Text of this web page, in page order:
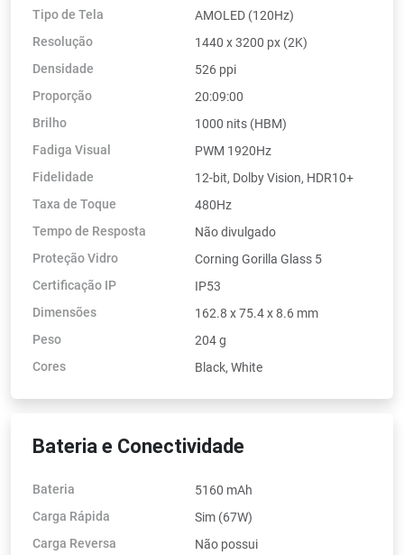
Tipo de Tela
AMOLED (120Hz)
Resolução
1440 x 3200 px (2K)
Densidade
526 ppi
Proporção
20:09:00
Brilho
1000 nits (HBM)
Fadiga Visual
PWM 1920Hz
Fidelidade
12-bit, Dolby Vision, HDR10+
Taxa de Toque
480Hz
Tempo de Resposta
Não divulgado
Proteção Vidro
Corning Gorilla Glass 5
Certificação IP
IP53
Dimensões
162.8 x 75.4 x 8.6 mm
Peso
204 g
Cores
Black, White
Bateria e Conectividade
Bateria
5160 mAh
Carga Rápida
Sim (67W)
Carga Reversa
Não possui